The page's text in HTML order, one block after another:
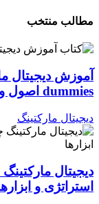
مطالب منتخب
dummies اصول و ابزارها
دیجیتال مارکتینگ
دیجیتال
استراتژی و